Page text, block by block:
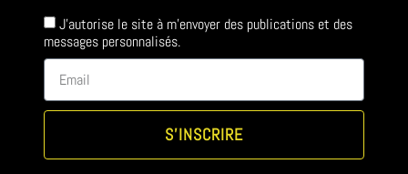
J'autorise le site à m'envoyer des publications et des
messages personnalisés.
S'INSCRIRE